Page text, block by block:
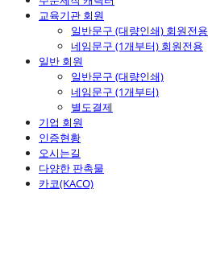
교육기관 회원
일반문구 (대량인쇄) 회원전용
네임문구 (1개부터) 회원전용
일반 회원
일반문구 (대량인쇄)
네임문구 (1개부터)
별도결제
기업 회원
인증현황
오시는길
다양한 판촉물
카코(KACO)